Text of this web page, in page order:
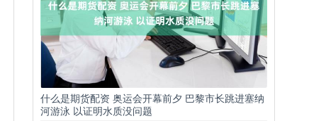
什么是期货配资 奥运会开幕前夕 巴黎市长跳进塞纳
河游泳 以证明水质没问题